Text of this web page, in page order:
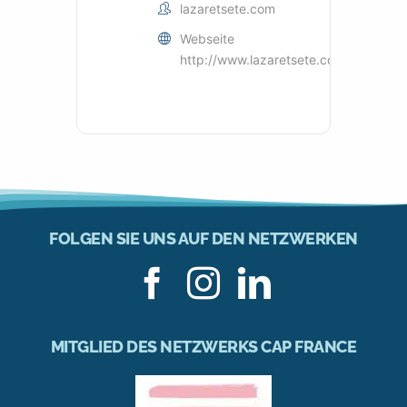
lazaretsete.com
Webseite
http://www.lazaretsete.com
FOLGEN SIE UNS AUF DEN NETZWERKEN
MITGLIED DES NETZWERKS CAP FRANCE